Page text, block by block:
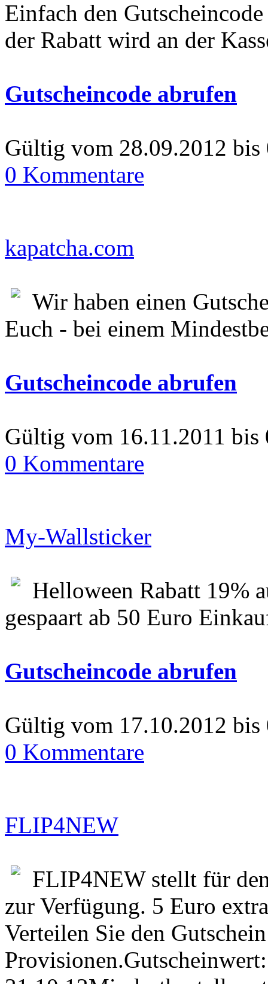
Einfach den
der Rabatt wird an der
Gutscheincode abrufen
Gültig vom 28.09.2012 bis
0 Kommentare
kapatcha.com
Wir haben einen
Euch - bei einem
Gutscheincode abrufen
Gültig vom 16.11.2011 bis
0 Kommentare
My-Wallsticker
Helloween Rabatt 19%
gespaart ab 50 Euro
Gutscheincode abrufen
Gültig vom 17.10.2012 bis
0 Kommentare
FLIP4NEW
FLIP4NEW stellt für
zur Verfügung. 5 Euro
Verteilen Sie den